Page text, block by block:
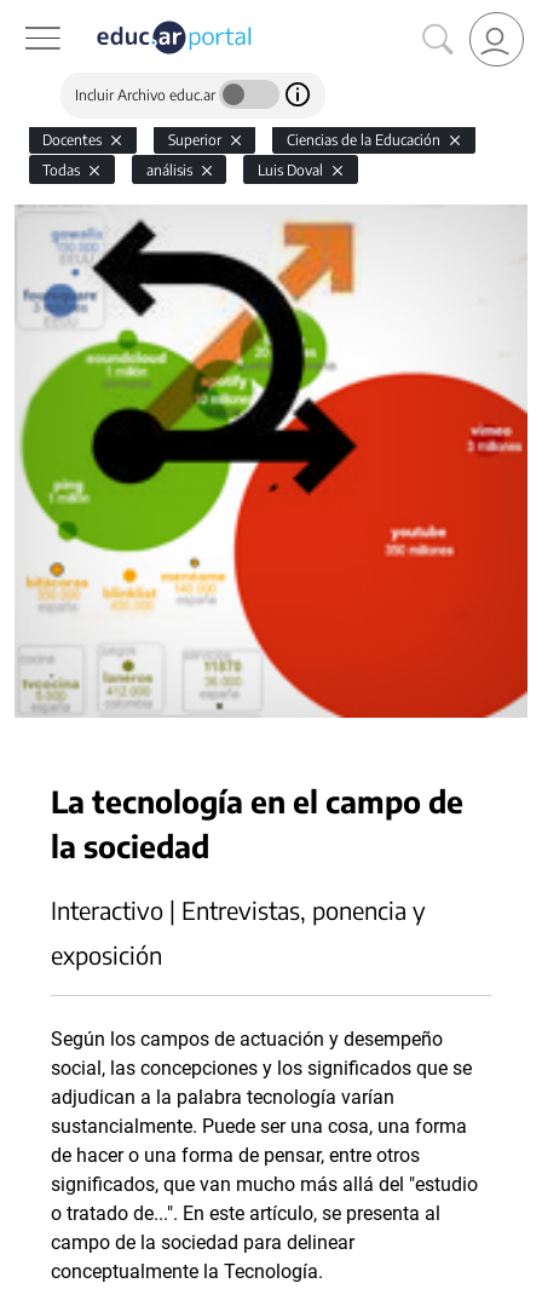
Incluir Archivo educ.ar
Docentes Superior
Ciencias de la Educación
Todas
análisis Luis Doval
La tecnología en el campo de
la sociedad
Interactivo | Entrevistas, ponencia y
exposición
Según los campos de actuación y desempeño
social, las concepciones y los significados que se
adjudican a la palabra tecnología varían
sustancialmente. Puede ser una cosa, una forma
de hacer o una forma de pensar, entre otros
significados, que van mucho más allá del "estudio
o tratado de...". En este artículo, se presenta al
campo de la sociedad para delinear
conceptualmente la Tecnología.